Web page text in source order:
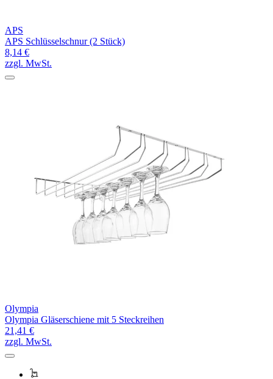
APS
APS Schlüsselschnur (2 Stück)
8,14 €
zzgl. MwSt.
Olympia
Olympia Gläserschiene mit 5 Steckreihen
21,41 €
zzgl. MwSt.